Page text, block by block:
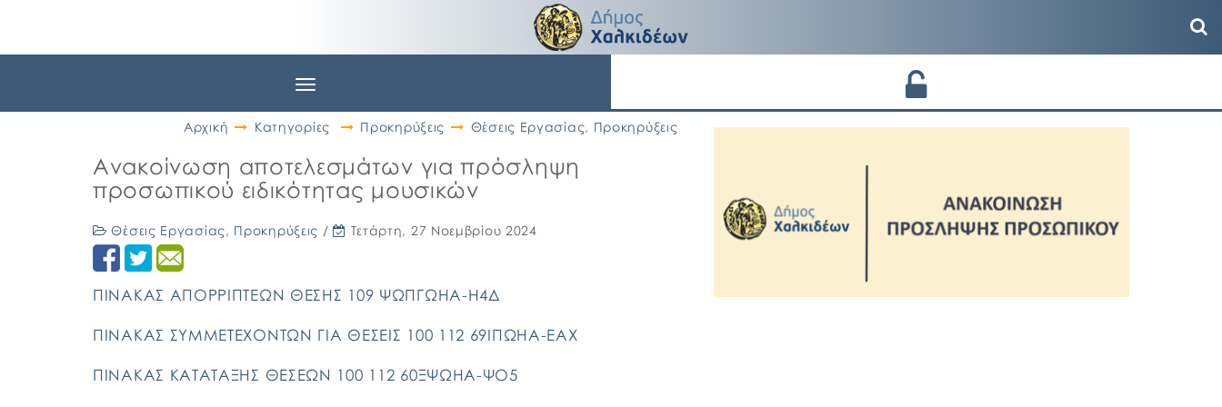
Toggle
Αρχική
Κατηγορίες Προκηρύξεις Θέσεις Εργασίας, Προκηρύξεις
Ανακοίνωση αποτελεσμάτων για πρόσληψη
προσωπικού ειδικότητας μουσικών
Θέσεις Εργασίας, Προκηρύξεις / Τετάρτη, 27 Νοεμβρίου 2024
ΠΙΝΑΚΑΣ ΑΠΟΡΡΙΠΤΕΩΝ ΘΕΣΗΣ 109 ΨΩΠΓΩΗΑ-Η4Δ
ΠΙΝΑΚΑΣ ΣΥΜΜΕΤΕΧΟΝΤΩΝ ΓΙΑ ΘΕΣΕΙΣ 100 112 69ΙΠΩΗΑ-ΕΑΧ
ΠΙΝΑΚΑΣ ΚΑΤΑΤΑΞΗΣ ΘΕΣΕΩΝ 100 112 60ΞΨΩΗΑ-ΨΟ5